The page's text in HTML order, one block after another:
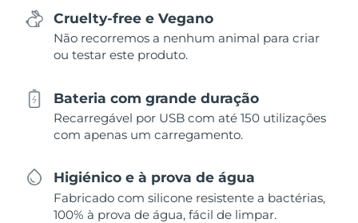
Cruelty-free e Vegano
Não recorremos a nenhum animal para criar
ou testar este produto.
Bateria com grande duração
Recarregável por USB com até 150 utilizações
com apenas um carregamento.
Higiénico e à prova de água
Fabricado com silicone resistente a bactérias,
100% à prova de água, fácil de limpar.